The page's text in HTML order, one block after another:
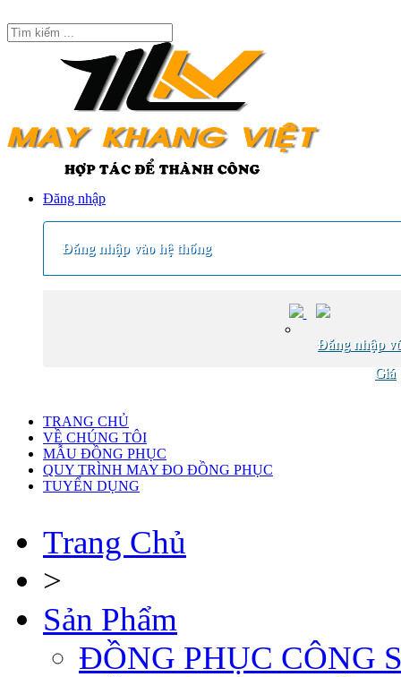
Đăng nhập
Đăng nhập vào hệ thống
Đăng nhập
Giá
TRANG CHỦ
VỀ CHÚNG TÔI
MẪU ĐỒNG PHỤC
QUY TRÌNH MAY ĐO ĐỒNG PHỤC
TUYỂN DỤNG
Trang Chủ
>
Sản Phẩm
ĐỒNG PHỤC CÔNG